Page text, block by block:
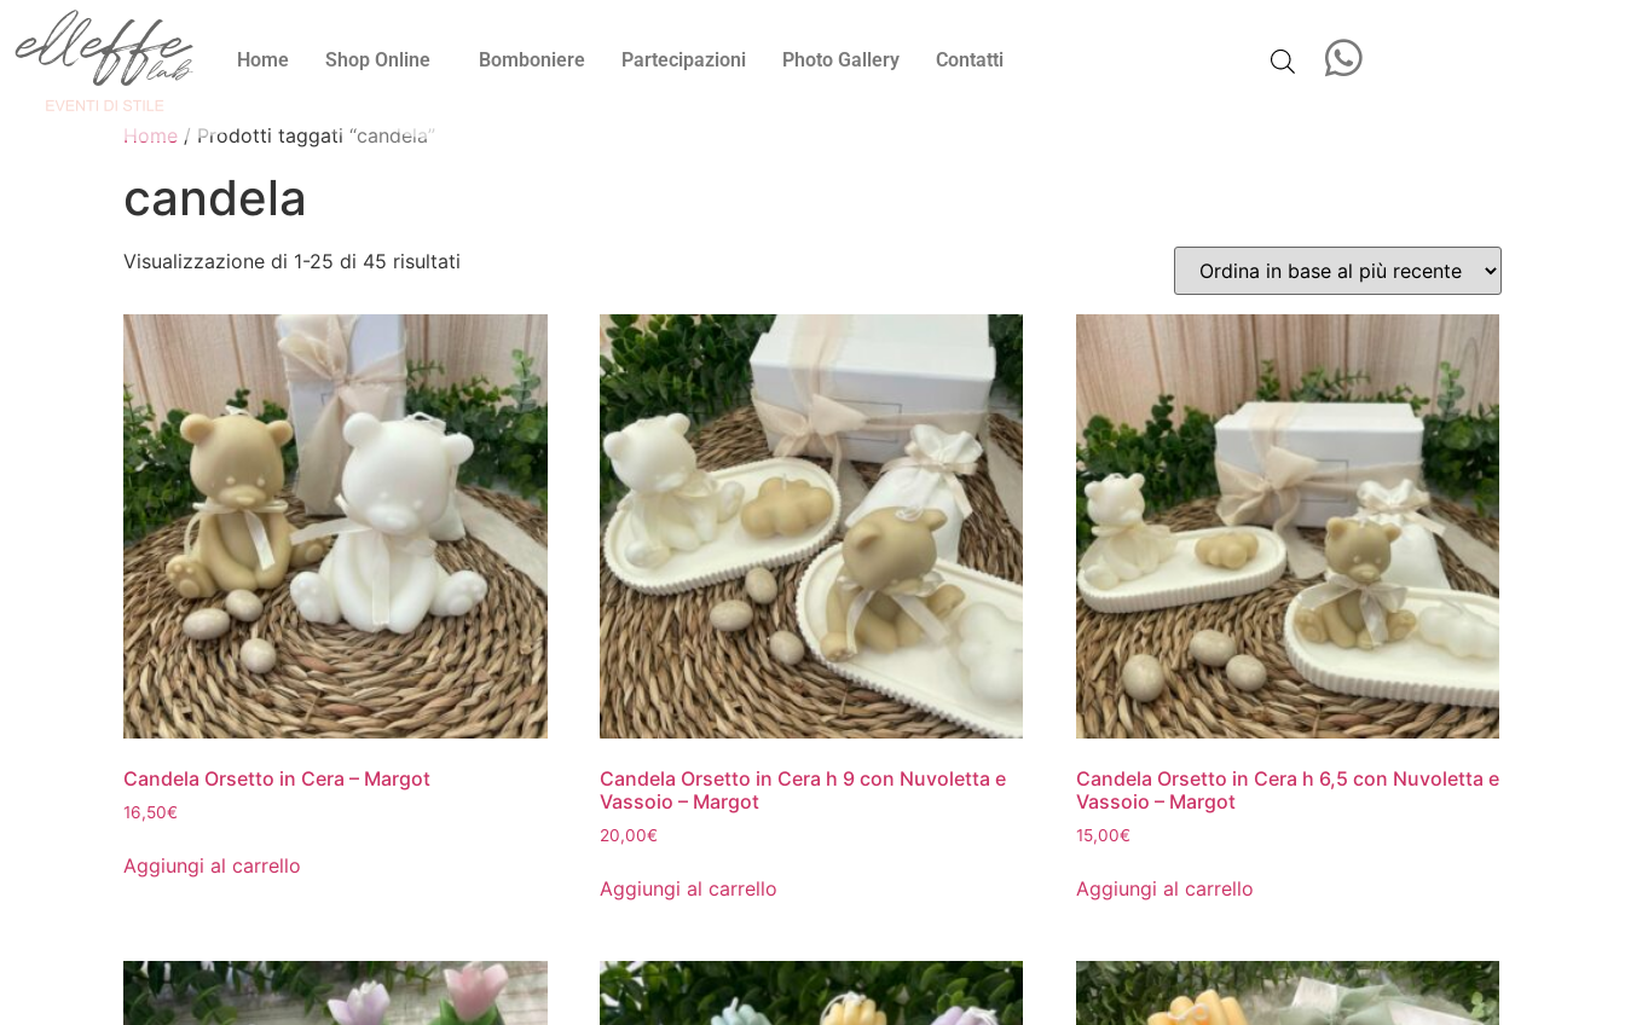
Home Shop Online Bomboniere Partecipazioni Photo Gallery Contatti
Home / Prodotti taggati “candela”
candela
Visualizzazione di 1-25 di 45 risultati
Candela Orsetto in Cera – Margot
16,50€
Aggiungi al carrello
Candela Orsetto in Cera h 9 con Nuvoletta e
Vassoio – Margot
20,00€
Aggiungi al carrello
Candela Orsetto in Cera h 6,5 con Nuvoletta e
Vassoio – Margot
15,00€
Aggiungi al carrello